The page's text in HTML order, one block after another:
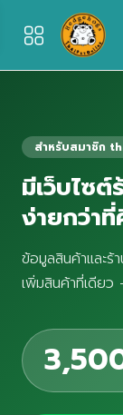
สำหรับสมาชิก
มีเว็บไซ
ง่ายกว่า
ข้อมูลสินค้าและ
เพิ่มสินค้าที่เดีย